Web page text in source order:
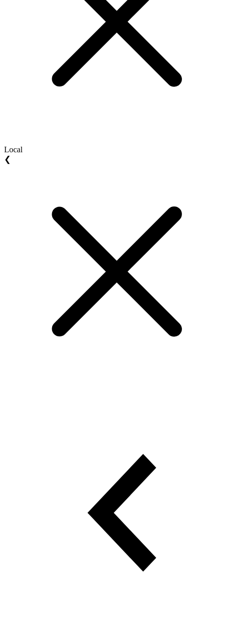
Local
❮